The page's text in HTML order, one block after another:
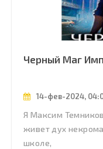
Черный Маг
14-фев-2024,
Я Максим
живет дух
школе,